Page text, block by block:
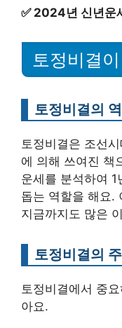
✅ 2024년 신년운
토정비결
토정비결의
토정비결은 조선
에 의해 쓰여진 책
운세를 분석하여
돕는 역할을 해요.
지금까지도 많은
토정비결의
토정비결에서 중
아요.